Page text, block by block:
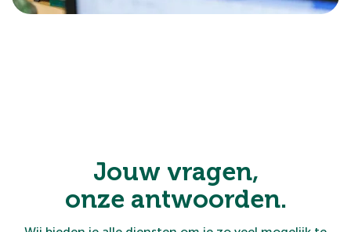
Jouw vragen,
onze antwoorden.